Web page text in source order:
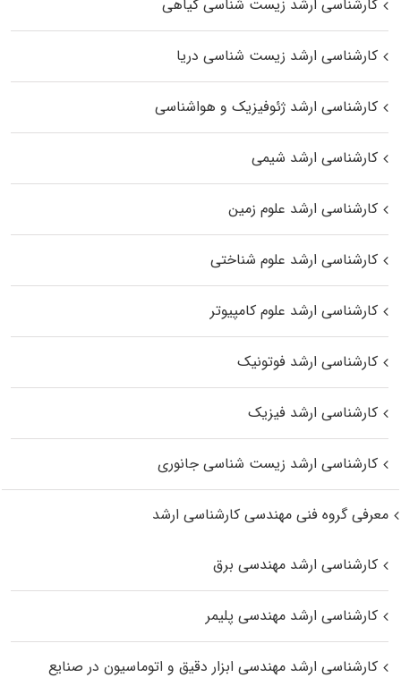
کارشناسی ارشد زیست‌ شناسی گیاهی
کارشناسی ارشد زیست‌ شناسی دریا
کارشناسی ارشد ژئوفیزیک و هواشناسی
کارشناسی ارشد شیمی
کارشناسی ارشد علوم زمین
کارشناسی ارشد علوم شناختی
کارشناسی ارشد علوم کامپیوتر
کارشناسی ارشد فوتونیک
کارشناسی ارشد فیزیک
کارشناسی ارشد زیست‌ شناسی جانوری
معرفی گروه فنی مهندسی کارشناسی ارشد
کارشناسی ارشد مهندسی برق
کارشناسی ارشد مهندسی پلیمر
کارشناسی ارشد مهندسی ابزار دقیق و اتوماسیون در صنایع